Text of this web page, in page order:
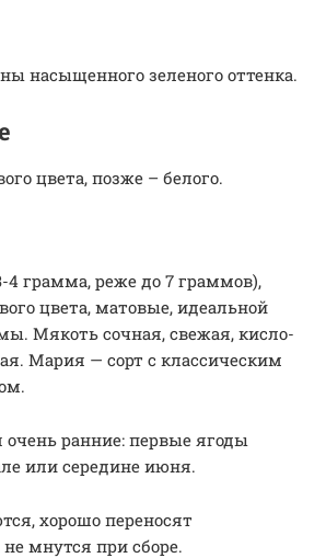
насыщенного зеленого оттенка.
цвета, позже – белого.
грамма, реже до 7 граммов),
цвета, матовые, идеальной
Мякоть сочная, свежая, кисло-
Мария — сорт с классическим
очень ранние: первые ягоды
или середине июня.
хорошо переносят
не мнутся при сборе.